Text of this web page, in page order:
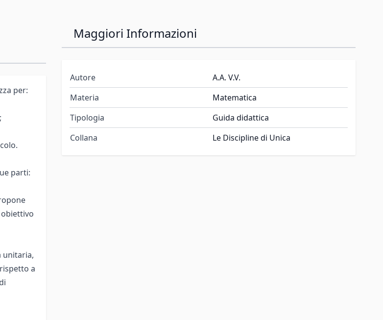
per:
parti:
unitaria,
a
Maggiori Informazioni
Autore
A.A. V.V.
Materia
Matematica
Tipologia
Guida didattica
Collana
Le Discipline di Unica